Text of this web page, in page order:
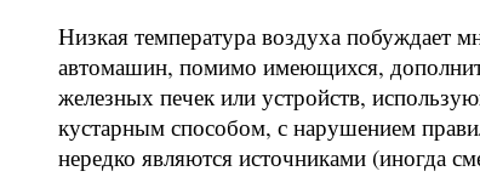
Низкая температура воздуха побуждает
автомашин, помимо имеющихся,
железных печек или устройств,
кустарным способом, с нарушением
нередко являются источниками (иногда